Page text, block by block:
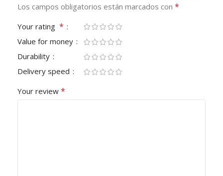
Los campos obligatorios están marcados con *
Your rating *
Value for money
Durability
Delivery speed
Your review *